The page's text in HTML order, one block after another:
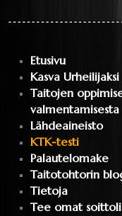
Etusivu
Kasva
Taitojen
valmentamisesta
Lähdeaineisto
KTK-testi
Palautelomake
Taitotohtorin
Tietoja
Tee omat